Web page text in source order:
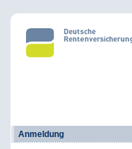
Anmeldung